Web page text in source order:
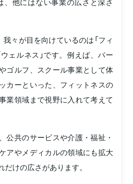
我々が目を向けているのは「フィ
ウェルネス」です。例えば、パー
ゴルフ、スクール事業として体
カーといった、フィットネスの
業領域まで視野に入れて考えて
公共のサービスや介護・福祉・
アやメディカルの領域にも拡大
けの広さがあります。